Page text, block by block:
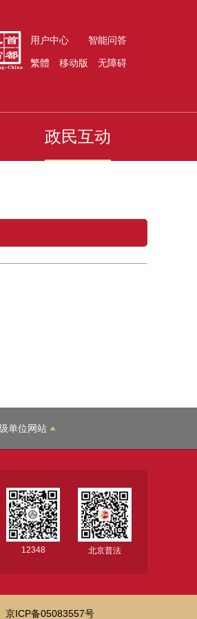
用户中心 智能问答
繁體 移动版 无障碍
政民互动
单位网站
12348 北京普法
京ICP备05083557号